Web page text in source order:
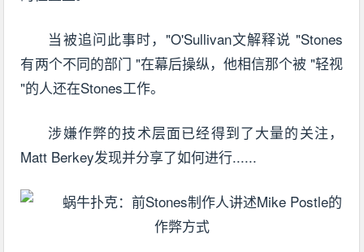
当被追问此事时，"O'Sullivan文解释说 "Stones
有两个不同的部门 "在幕后操纵，他相信那个被 "轻视
"的人还在Stones工作。
涉嫌作弊的技术层面已经得到了大量的关注，
Matt Berkey发现并分享了如何进行......